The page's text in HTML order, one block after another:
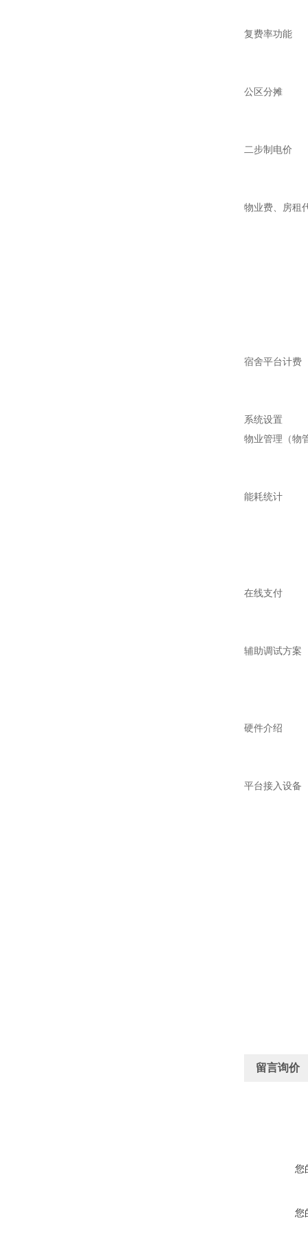
复费率功能
公区分摊
二步制电价
物业费、房租
宿舍平台计费
系统设置
物业管理（物
能耗统计
在线支付
辅助调试方案
硬件介绍
平台接入设备
留言询价
您
您